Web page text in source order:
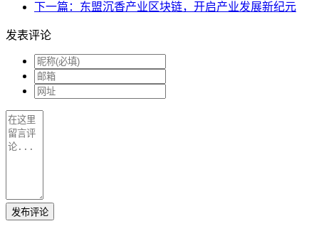
下一篇：东盟沉香产业区块链，开启产业发展新纪元
发表评论
发布评论